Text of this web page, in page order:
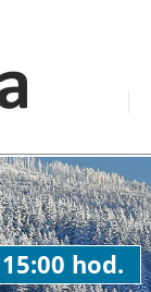
hod.